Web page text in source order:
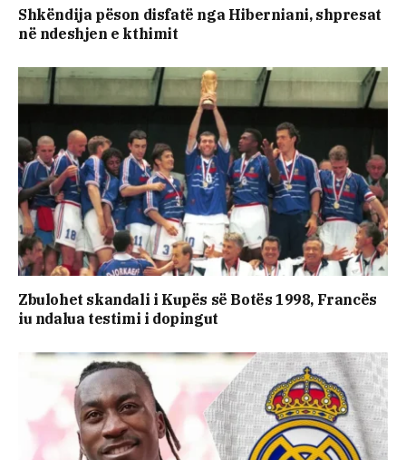
Shkëndija pëson disfatë nga Hiberniani, shpresat
në ndeshjen e kthimit
Zbulohet skandali i Kupës së Botës 1998, Francës
iu ndalua testimi i dopingut